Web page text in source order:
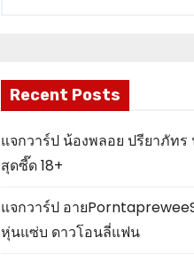
Recent Posts
แจกวาร์ป น้องพลอย ปรียาภัท
สุดซี๊ด 18+
แจกวาร์ป อาย
หุ่นแซ่บ ดาวโอนลี่แฟน